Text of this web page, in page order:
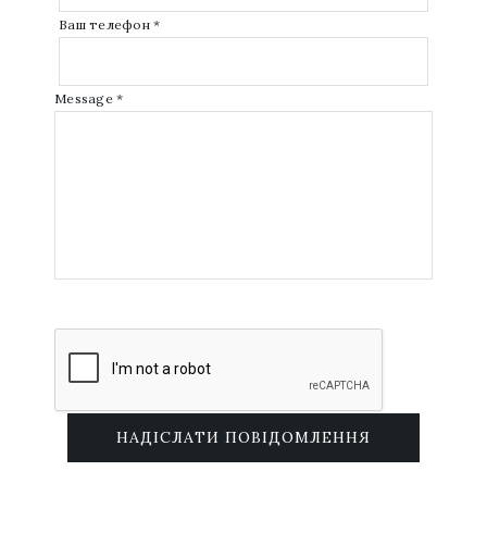
Ваш телефон *
Message *
НАДІСЛАТИ ПОВІДОМЛЕННЯ